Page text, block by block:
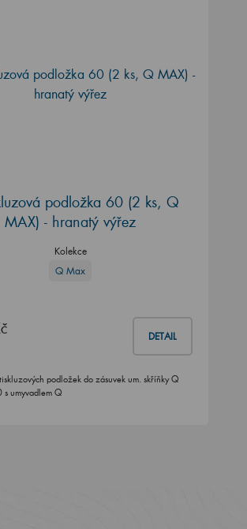
podložka 60 (2 ks, Q
MAX) - hranatý výřez
Kolekce
Q Max
DETAIL
podložek do zásuvek um. skříňky Q
s umyvadlem Q